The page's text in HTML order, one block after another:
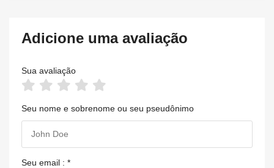
Adicione uma avaliação
Sua avaliação
Seu nome e sobrenome ou seu pseudônimo
Seu email : *